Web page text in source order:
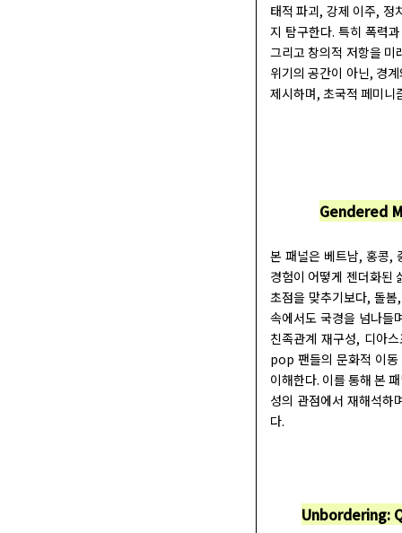
태적 파괴, 강제 이주, 정
지 탐구한다. 특히 폭력
그리고 창의적 저항을 미
위기의 공간이 아닌, 경
제시하며, 초국적 페미니
Gendered
본 패널은 베트남, 홍콩,
경험이 어떻게 젠더화된
초점을 맞추기보다, 돌
속에서도 국경을 넘나들
친족관계 재구성, 디아
pop 팬들의 문화적 이동
이해한다. 이를 통해 본
성의 관점에서 재해석하
다.
Unbordering: